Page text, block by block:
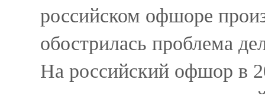
российском офшоре
обострилась проблема
На российский офшор в